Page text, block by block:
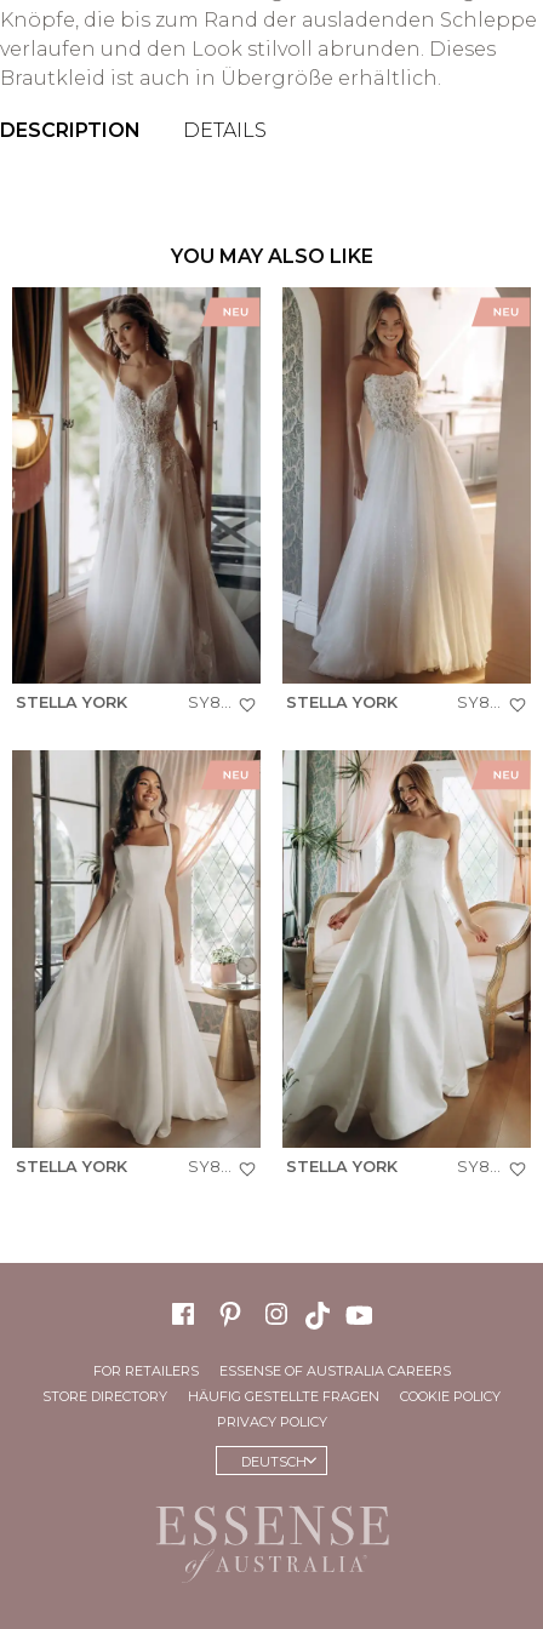
Knöpfe, die bis zum Rand der ausladenden Schleppe
verlaufen und den Look stilvoll abrunden. Dieses
Brautkleid ist auch in Übergröße erhältlich.
DESCRIPTION DETAILS
YOU MAY ALSO LIKE
STELLA YORK SY8293 STELLA YORK SY8301
STELLA YORK STELLA YORK
FOR RETAILERS
ESSENSE OF AUSTRALIA CAREERS
STORE DIRECTORY
HÄUFIG GESTELLTE FRAGEN
COOKIE POLICY
PRIVACY POLICY
DEUTSCH